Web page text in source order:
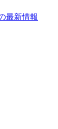
最新情報